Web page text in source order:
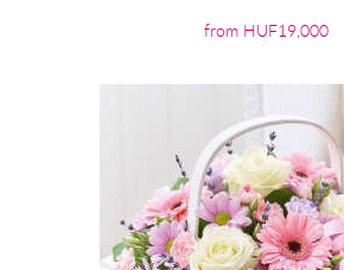
from HUF19,000